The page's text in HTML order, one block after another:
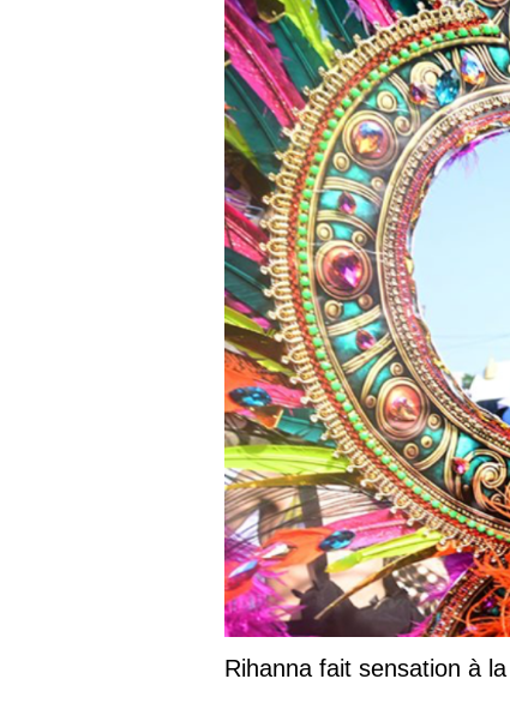
Rihanna fait sensation à